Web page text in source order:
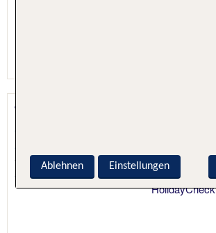
The Grand Ahrenshoop
Ostseebad Ahrenshoop, Mecklenburg
Ostseeküste, Deutschland
5.0 - 81 % Weiterempfehlung
Ablehnen Einstellungen